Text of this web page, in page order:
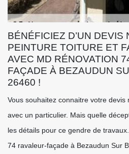
BÉNÉFICIEZ D’UN DEVIS
PEINTURE TOITURE ET
AVEC MD RÉNOVATION
FAÇADE À BEZAUDUN
26460 !
Vous souhaitez connaitre votre
avec un particulier. Mais quelle
les détails pour ce gendre de
74 ravaleur-façade à Bezaudun Sur